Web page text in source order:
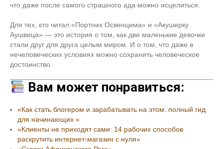
что даже после самого страшного ада можно исцелиться.
Для тех, кто читал «Портних Освенцима» и «Акушерку
Аушвица» — это история о том, как две маленькие девочки
стали друг для друга целым миром. И о том, что даже в
нечеловеческих условиях можно сохранить человеческое
достоинство.
Вам может понравиться:
«Как стать блогером и зарабатывать на этом: полный гид
для начинающих «
«Клиенты не приходят сами: 14 рабочих способов
раскрутить интернет-магазин с нуля»